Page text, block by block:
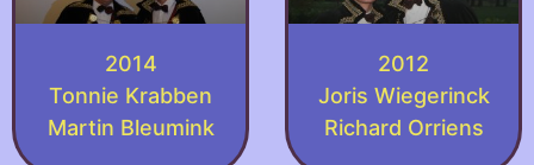
2014
Tonnie Krabben
Martin Bleumink
2012
Joris Wiegerinck
Richard Orriens